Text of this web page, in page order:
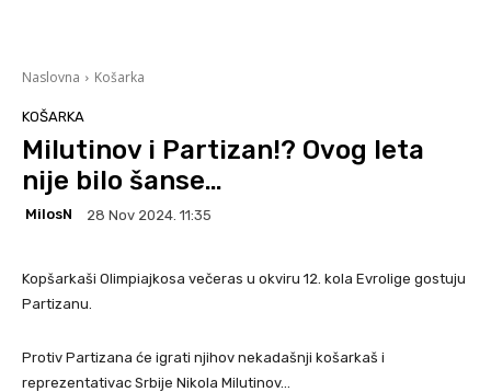
Naslovna Košarka
KOŠARKA
Milutinov i Partizan!? Ovog leta
nije bilo šanse…
MilosN 28 Nov 2024. 11:35
Kopšarkaši Olimpiajkosa večeras u okviru 12. kola Evrolige gostuju
Partizanu.
Protiv Partizana će igrati njihov nekadašnji košarkaš i
reprezentativac Srbije Nikola Milutinov…